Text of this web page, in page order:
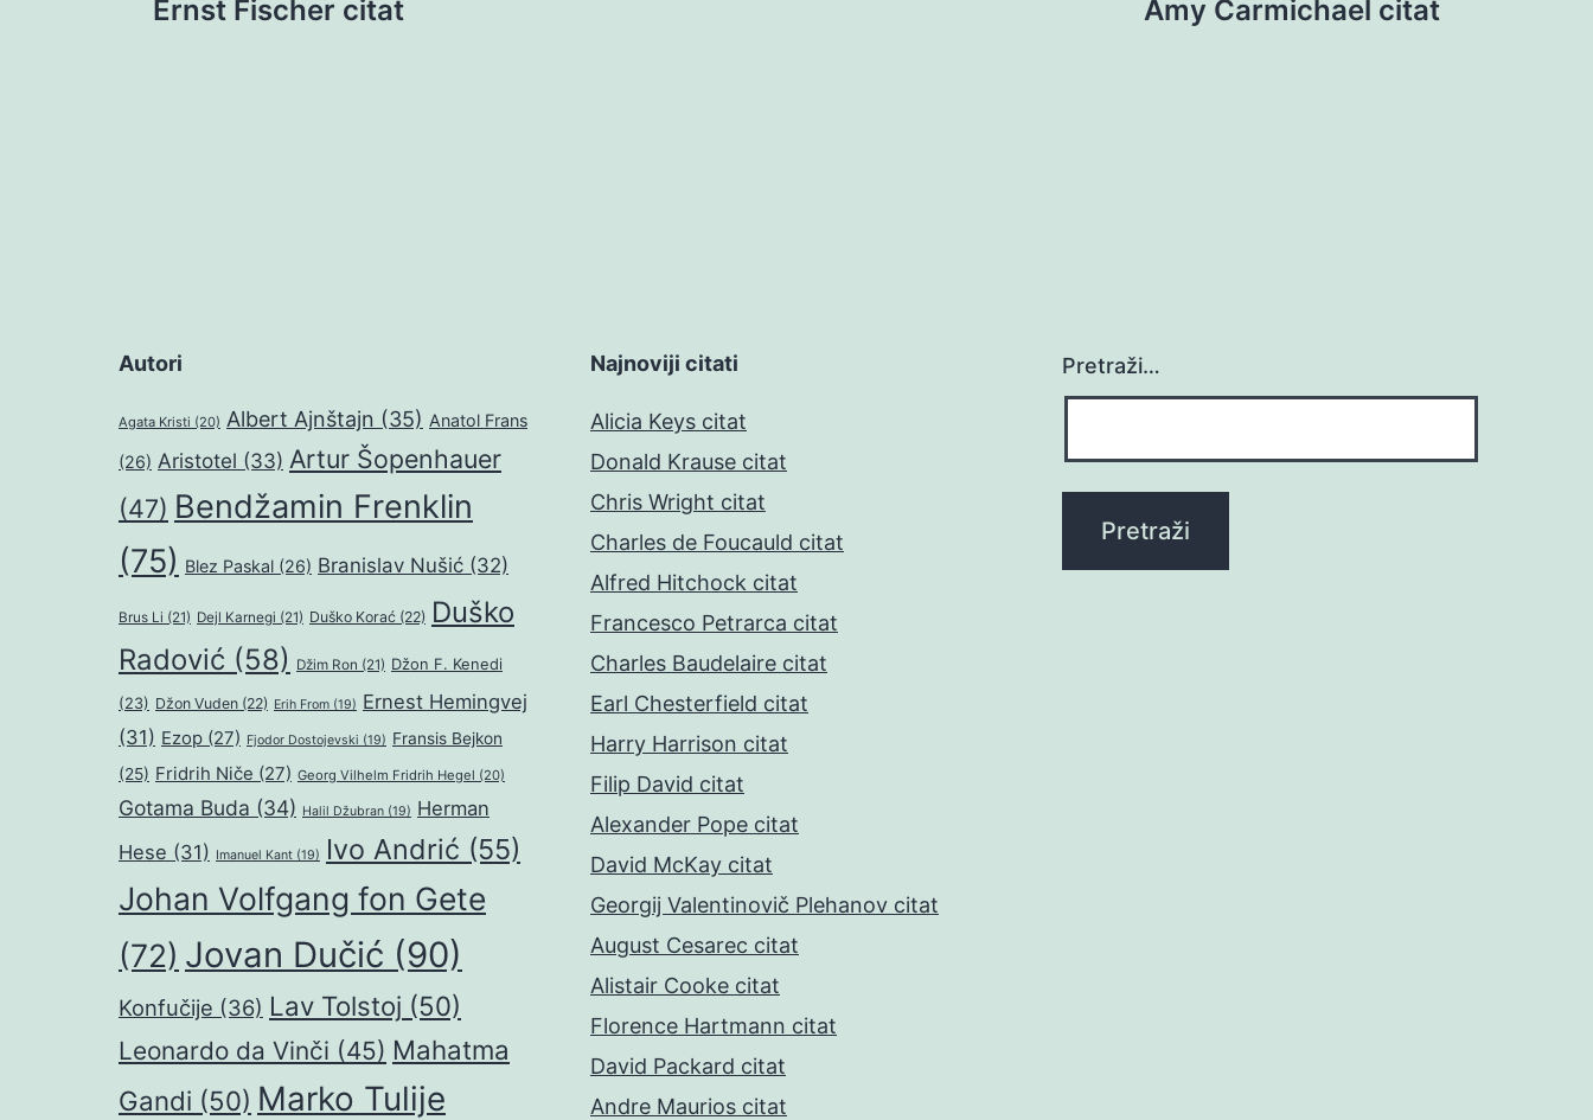
Ernst Fischer citat Amy Carmichael citat
Autori
Agata Kristi (20) Albert Ajnštajn (35) Anatol Frans
(26) Aristotel (33) Artur Šopenhauer
(47) Bendžamin Frenklin
(75) Blez Paskal (26) Branislav Nušić (32)
Brus Li (21) Dejl Karnegi (21) Duško Korać (22) Duško
Radović (58) Džim Ron (21) Džon F. Kenedi
(23) Džon Vuden (22) Erih From (19) Ernest Hemingvej
(31) Ezop (27) Fjodor Dostojevski (19) Fransis Bejkon
(25) Fridrih Niče (27) Georg Vilhelm Fridrih Hegel (20)
Gotama Buda (34) Halil Džubran (19) Herman
Hese (31) Imanuel Kant (19) Ivo Andrić (55)
Johan Volfgang fon Gete
(72) Jovan Dučić (90)
Konfučije (36) Lav Tolstoj (50)
Leonardo da Vinči (45) Mahatma
Gandi (50) Marko Tulije
Najnoviji citati
Alicia Keys citat
Donald Krause citat
Chris Wright citat
Charles de Foucauld citat
Alfred Hitchock citat
Francesco Petrarca citat
Charles Baudelaire citat
Earl Chesterfield citat
Harry Harrison citat
Filip David citat
Alexander Pope citat
David McKay citat
Georgij Valentinovič Plehanov citat
August Cesarec citat
Alistair Cooke citat
Florence Hartmann citat
David Packard citat
Andre Maurios citat
Pretraži…